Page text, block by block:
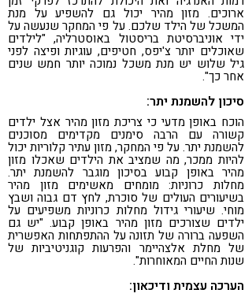
ארוכים. מזון מהיר יכול גם להשפיע על מנת
המשכל של הילד שלכם. על פי המחקר שנעשה על
ידי אוניברסיטת בריסטול באוסטרליה, "לילדים
שאוכלים יותר צ'יפס, חטיפים, עוגיות ופיצה לפני
גיל שלוש יש מנת משכל נמוכה יותר חמש שנים
אחר כך".
סיכון להשמנת יתר:
הוכח באופן מדעי כי צריכת מזון מהיר אצל ילדים
קשורה עם הרבה סימנים מקדימים מסוכנים
להשמנת יתר. על פי המחקר, מזון עתיר קלוריות יכול
להיות ממכר, מה שמציב את הילדים שאכלו מזון
מהיר באופן קבוע בסיכון מוגבר להשמנת יתר.
מחלות כרוניות: מומחים מאשימים מזון מהיר
בשיעורים העולים של סוכרת, לחץ דם גבוה ושבץ
מוחי. שיעורי גידול מחלות כרוניות משפיעים על
ילדים שצורכים מזון מהיר באופן קבוע. "יש גם
השפעה ברורה של תזונה על ההתפתחות האפשרית
של מחלת אלצהיימר והפרעות קוגניטיביות של
שנות החיים המאוחרות".
הערכה עצמית ודיכאון: